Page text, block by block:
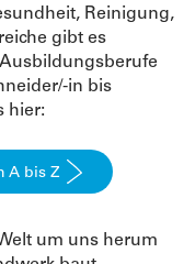
Reinigung,
gibt es
in bis
hier:
A bis Z
um uns herum